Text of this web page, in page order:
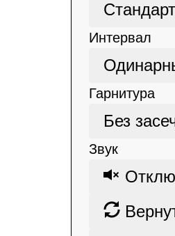
Интервал
Гарнитура
Без
Звук